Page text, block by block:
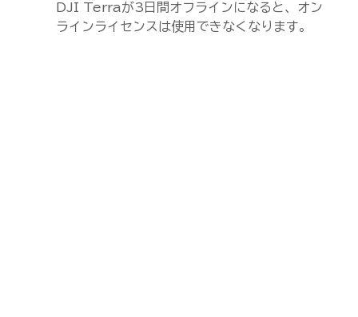
DJI Terraが3日間オフラインになると、オン
ラインライセンスは使用できなくなります。